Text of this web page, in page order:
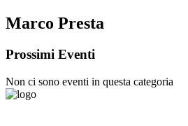
Marco Presta
Prossimi Eventi
Non ci sono eventi in questa categoria